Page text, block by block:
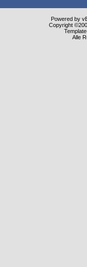
Powered by
Copyright
Alle